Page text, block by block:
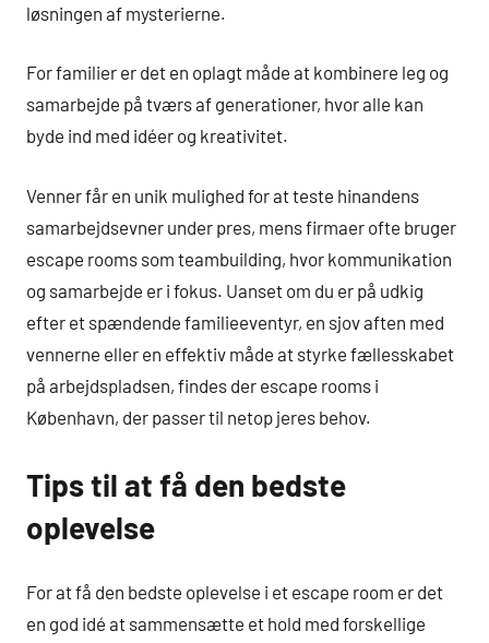
løsningen af mysterierne.
For familier er det en oplagt måde at kombinere leg og
samarbejde på tværs af generationer, hvor alle kan
byde ind med idéer og kreativitet.
Venner får en unik mulighed for at teste hinandens
samarbejdsevner under pres, mens firmaer ofte bruger
escape rooms som teambuilding, hvor kommunikation
og samarbejde er i fokus. Uanset om du er på udkig
efter et spændende familieeventyr, en sjov aften med
vennerne eller en effektiv måde at styrke fællesskabet
på arbejdspladsen, findes der escape rooms i
København, der passer til netop jeres behov.
Tips til at få den bedste
oplevelse
For at få den bedste oplevelse i et escape room er det
en god idé at sammensætte et hold med forskellige